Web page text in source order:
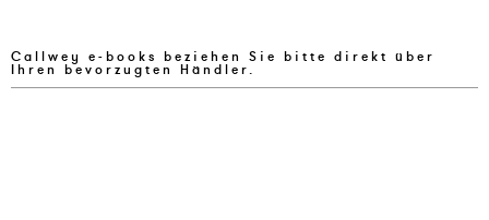
Callwey e-books beziehen Sie bitte direkt über
Ihren bevorzugten Händler.